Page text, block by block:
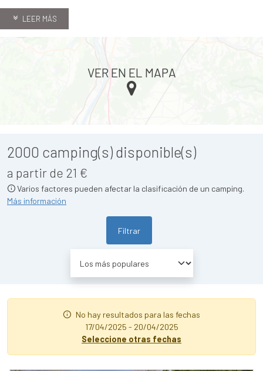
LEER MÁS
2000 camping(s) disponible(s)
a partir de 21 €
Varios factores pueden afectar la clasificación de un camping.
Más información
Filtrar
No hay resultados para las fechas
17/04/2025 - 20/04/2025
Seleccione otras fechas
VER EN EL MAPA